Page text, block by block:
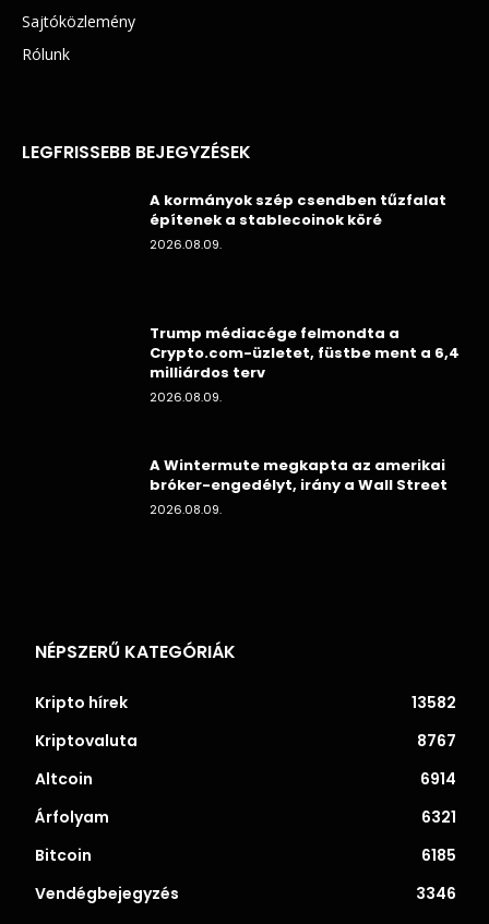
Sajtóközlemény
Rólunk
LEGFRISSEBB BEJEGYZÉSEK
A kormányok szép csendben tűzfalat
építenek a stablecoinok köré
2026.08.09.
Trump médiacége felmondta a
Crypto.com-üzletet, füstbe ment a 6,4
milliárdos terv
2026.08.09.
A Wintermute megkapta az amerikai
bróker-engedélyt, irány a Wall Street
2026.08.09.
NÉPSZERŰ KATEGÓRIÁK
Kripto hírek
13582
Kriptovaluta
8767
Altcoin
6914
Árfolyam
6321
Bitcoin
6185
Vendégbejegyzés
3346